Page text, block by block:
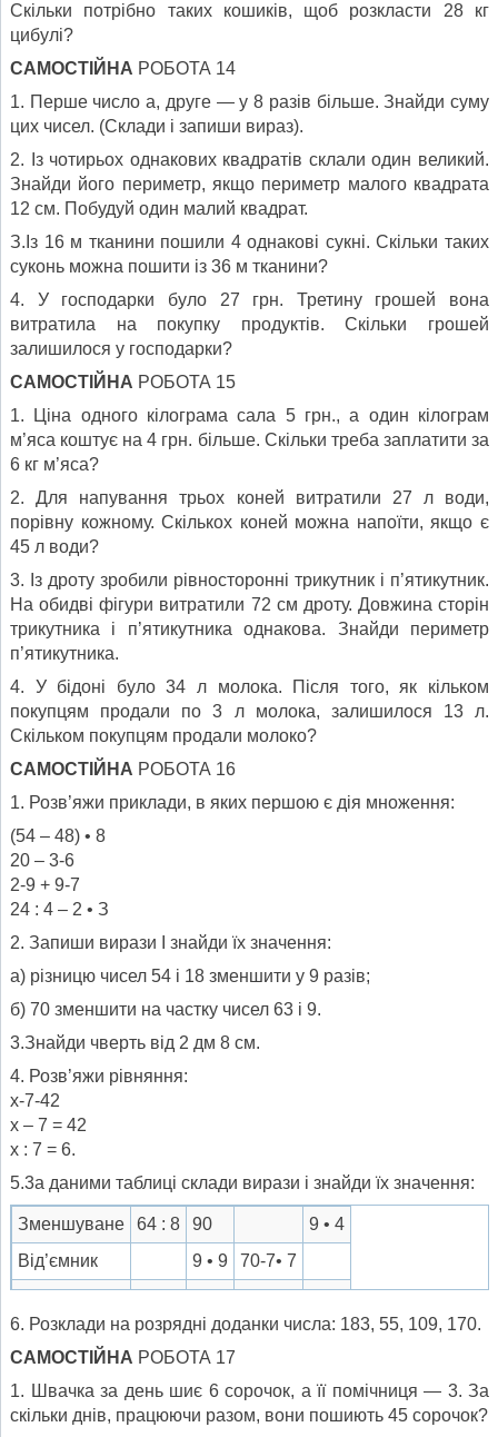
Скільки потрібно таких кошиків, щоб розкласти 28 кг
цибулі?
САМОСТІЙНА РОБОТА 14
1. Перше число а, друге — у 8 разів більше. Знайди суму
цих чисел. (Склади і запиши вираз).
2. Із чотирьох однакових квадратів склали один великий.
Знайди його периметр, якщо периметр малого квадрата
12 см. Побудуй один малий квадрат.
З.Із 16 м тканини пошили 4 однакові сукні. Скільки таких
суконь можна пошити із 36 м тканини?
4. У господарки було 27 грн. Третину грошей вона
витратила на покупку продуктів. Скільки грошей
залишилося у господарки?
САМОСТІЙНА РОБОТА 15
1. Ціна одного кілограма сала 5 грн., а один кілограм
м’яса коштує на 4 грн. більше. Скільки треба заплатити за
6 кг м’яса?
2. Для напування трьох коней витратили 27 л води,
порівну кожному. Скількох коней можна напоїти, якщо є
45 л води?
3. Із дроту зробили рівносторонні трикутник і п’ятикутник.
На обидві фігури витратили 72 см дроту. Довжина сторін
трикутника і п’ятикутника однакова. Знайди периметр
п’ятикутника.
4. У бідоні було 34 л молока. Після того, як кільком
покупцям продали по 3 л молока, залишилося 13 л.
Скільком покупцям продали молоко?
САМОСТІЙНА РОБОТА 16
1. Розв’яжи приклади, в яких першою є дія множення:
(54 – 48) • 8
20 – 3-6
2-9 + 9-7
24 : 4 – 2 • З
2. Запиши вирази І знайди їх значення:
а) різницю чисел 54 і 18 зменшити у 9 разів;
б) 70 зменшити на частку чисел 63 і 9.
3.Знайди чверть від 2 дм 8 см.
4. Розв’яжи рівняння:
х-7-42
х – 7 = 42
х : 7 = 6.
5.3а даними таблиці склади вирази і знайди їх значення:
Зменшуване 64 : 8 90
9 • 4
Від’ємник
9 • 9
70-7• 7
6. Розклади на розрядні доданки числа: 183, 55, 109, 170.
САМОСТІЙНА РОБОТА 17
1. Швачка за день шиє 6 сорочок, а її помічниця — 3. За
скільки днів, працюючи разом, вони пошиють 45 сорочок?